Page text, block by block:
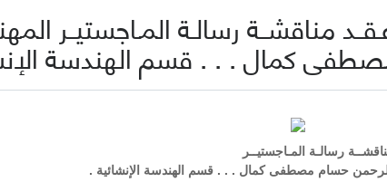
مناقشــة رسالـة المـاجستيــر
كمال . . . قسم الهندسة
رسالـة المـاجستيــر
حسام مصطفى كمال . . . قسم الهندسة الإنشائية .